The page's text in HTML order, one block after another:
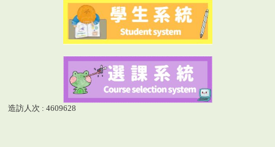
造訪人次 : 4609628